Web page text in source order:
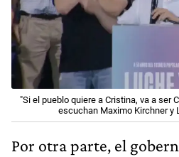
"Si el pueblo quiere a Cristina, va a ser
escuchan Maximo Kirchner y
Por otra parte, el